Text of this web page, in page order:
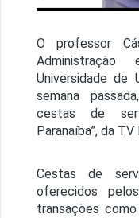
O professor
Universidade de
semana
cestas de
Paranaíba”, da
Cestas de
oferecidos
transações